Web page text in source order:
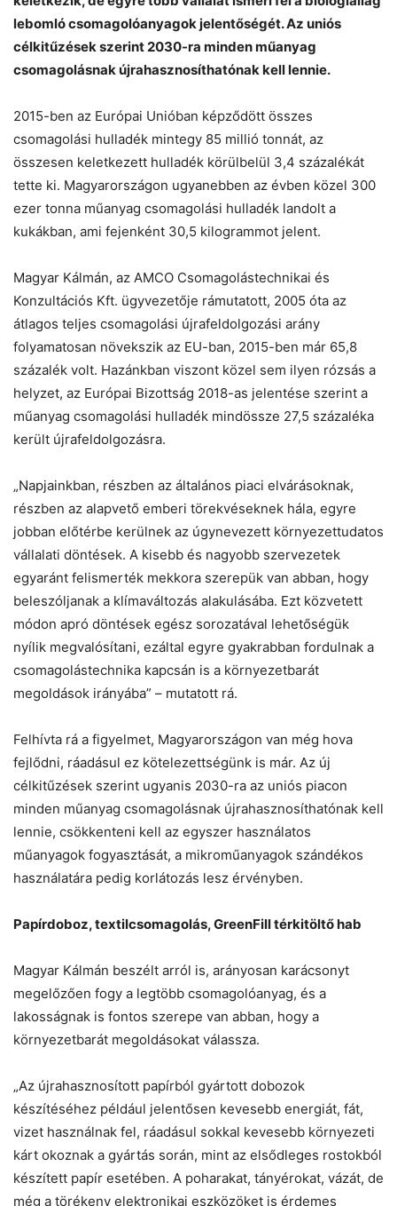
lebomló csomagolóanyagok jelentőségét. Az uniós
célkitűzések szerint 2030-ra minden műanyag
csomagolásnak újrahasznosíthatónak kell lennie.
2015-ben az Európai Unióban képződött összes
csomagolási hulladék mintegy 85 millió tonnát, az
összesen keletkezett hulladék körülbelül 3,4 százalékát
tette ki. Magyarországon ugyanebben az évben közel 300
ezer tonna műanyag csomagolási hulladék landolt a
kukákban, ami fejenként 30,5 kilogrammot jelent.
Magyar Kálmán, az AMCO Csomagolástechnikai és
Konzultációs Kft. ügyvezetője rámutatott, 2005 óta az
átlagos teljes csomagolási újrafeldolgozási arány
folyamatosan növekszik az EU-ban, 2015-ben már 65,8
százalék volt. Hazánkban viszont közel sem ilyen rózsás a
helyzet, az Európai Bizottság 2018-as jelentése szerint a
műanyag csomagolási hulladék mindössze 27,5 százaléka
került újrafeldolgozásra.
„Napjainkban, részben az általános piaci elvárásoknak,
részben az alapvető emberi törekvéseknek hála, egyre
jobban előtérbe kerülnek az úgynevezett környezettudatos
vállalati döntések. A kisebb és nagyobb szervezetek
egyaránt felismerték mekkora szerepük van abban, hogy
beleszóljanak a klímaváltozás alakulásába. Ezt közvetett
módon apró döntések egész sorozatával lehetőségük
nyílik megvalósítani, ezáltal egyre gyakrabban fordulnak a
csomagolástechnika kapcsán is a környezetbarát
megoldások irányába” – mutatott rá.
Felhívta rá a figyelmet, Magyarországon van még hova
fejlődni, ráadásul ez kötelezettségünk is már. Az új
célkitűzések szerint ugyanis 2030-ra az uniós piacon
minden műanyag csomagolásnak újrahasznosíthatónak kell
lennie, csökkenteni kell az egyszer használatos
műanyagok fogyasztását, a mikroműanyagok szándékos
használatára pedig korlátozás lesz érvényben.
Papírdoboz, textilcsomagolás, GreenFill térkitöltő hab
Magyar Kálmán beszélt arról is, arányosan karácsonyt
megelőzően fogy a legtöbb csomagolóanyag, és a
lakosságnak is fontos szerepe van abban, hogy a
környezetbarát megoldásokat válassza.
„Az újrahasznosított papírból gyártott dobozok
készítéséhez például jelentősen kevesebb energiát, fát,
vizet használnak fel, ráadásul sokkal kevesebb környezeti
kárt okoznak a gyártás során, mint az elsődleges rostokból
készített papír esetében. A poharakat, tányérokat, vázát, de
még a törékeny elektronikai eszközöket is érdemes
Chat Mr wAIste Close
Helló! Miben segíthetek ma?